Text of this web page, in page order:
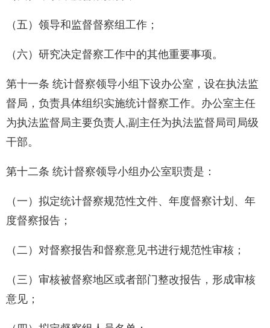
（五）领导和监督督察组工作；
（六）研究决定督察工作中的其他重要事项。
第十一条 统计督察领导小组下设办公室，设在执法监
督局，负责具体组织实施统计督察工作。办公室主任
为执法监督局主要负责人,副主任为执法监督局司局级
干部。
第十二条 统计督察领导小组办公室职责是：
（一）拟定统计督察规范性文件、年度督察计划、年
度督察报告；
（二）对督察报告和督察意见书进行规范性审核；
（三）审核被督察地区或者部门整改报告，形成审核
意见；